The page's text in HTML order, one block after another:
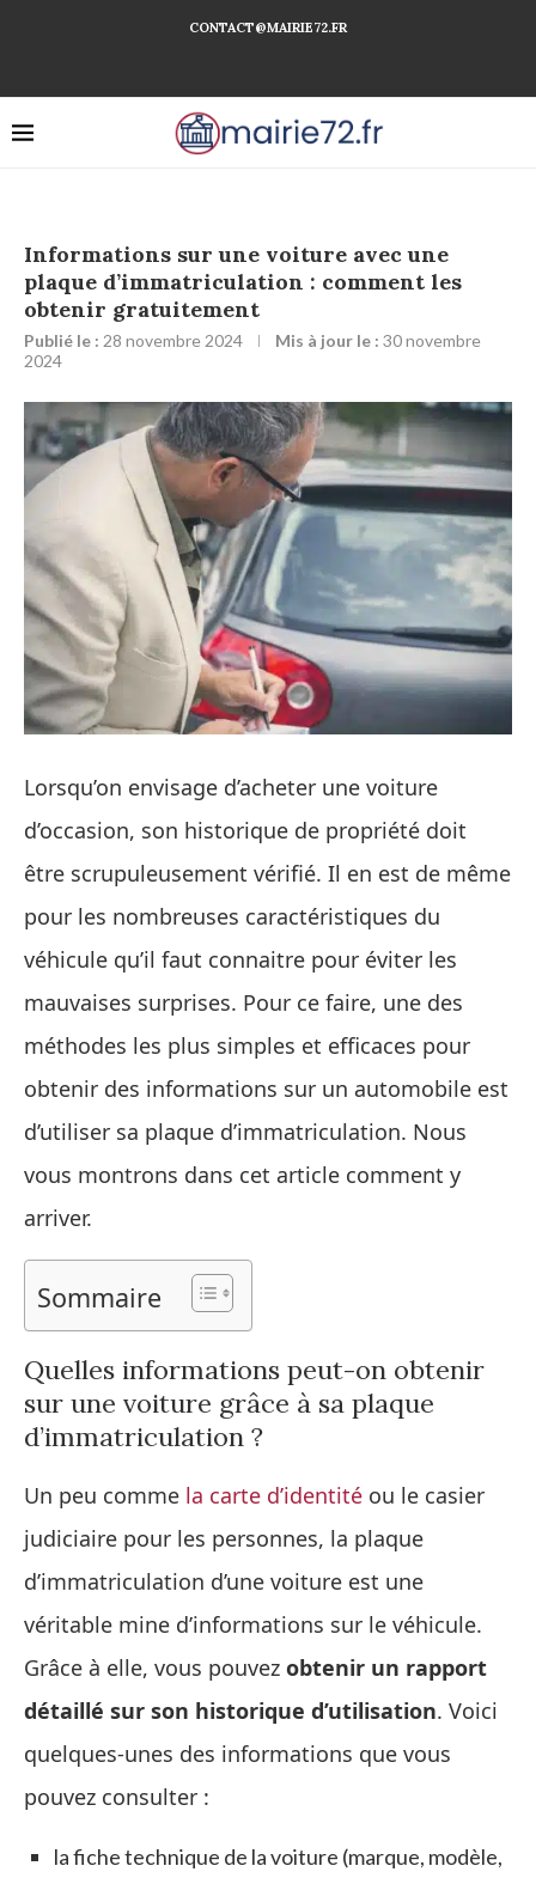
CONTACT@MAIRIE72.FR
Informations sur une voiture avec une
plaque d’immatriculation : comment les
obtenir gratuitement
Publié le : 28 novembre 2024 Mis à jour le : 30 novembre
2024
Lorsqu’on envisage d’acheter une voiture
d’occasion, son historique de propriété doit
être scrupuleusement vérifié. Il en est de même
pour les nombreuses caractéristiques du
véhicule qu’il faut connaitre pour éviter les
mauvaises surprises. Pour ce faire, une des
méthodes les plus simples et efficaces pour
obtenir des informations sur un automobile est
d’utiliser sa plaque d’immatriculation. Nous
vous montrons dans cet article comment y
arriver.
Sommaire
Quelles informations peut-on obtenir
sur une voiture grâce à sa plaque
d’immatriculation ?
Un peu comme la carte d’identité ou le casier
judiciaire pour les personnes, la plaque
d’immatriculation d’une voiture est une
véritable mine d’informations sur le véhicule.
Grâce à elle, vous pouvez obtenir un rapport
détaillé sur son historique d’utilisation. Voici
quelques-unes des informations que vous
pouvez consulter :
la fiche technique de la voiture (marque, modèle,